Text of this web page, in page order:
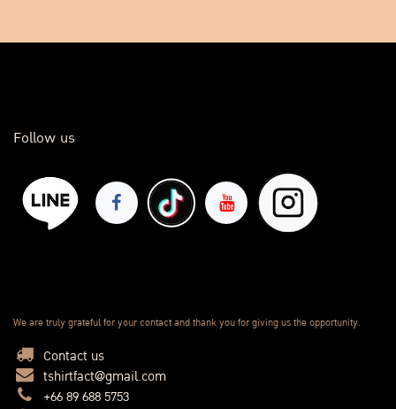
Follow us
We are truly grateful for your contact and thank you for giving us the opportunity.
Contact us
tshirtfact@gmail.com
+66 89 688 5753